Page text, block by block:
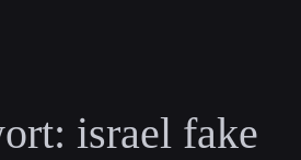
israel fake